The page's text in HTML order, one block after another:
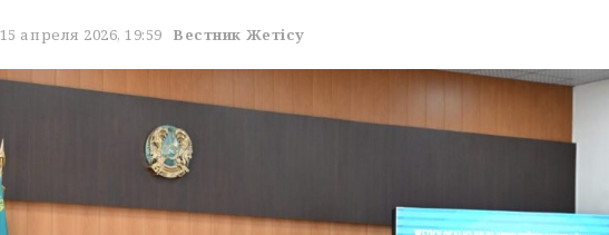
15 апреля 2026, 19:59 Вестник Жетісу